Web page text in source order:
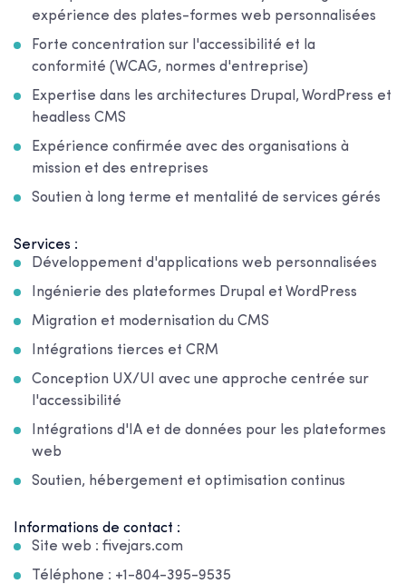
expérience des plates-formes web personnalisées
Forte concentration sur l'accessibilité et la
conformité (WCAG, normes d'entreprise)
Expertise dans les architectures Drupal, WordPress et
headless CMS
Expérience confirmée avec des organisations à
mission et des entreprises
Soutien à long terme et mentalité de services gérés
Services :
Développement d'applications web personnalisées
Ingénierie des plateformes Drupal et WordPress
Migration et modernisation du CMS
Intégrations tierces et CRM
Conception UX/UI avec une approche centrée sur
l'accessibilité
Intégrations d'IA et de données pour les plateformes
web
Soutien, hébergement et optimisation continus
Informations de contact :
Site web : fivejars.com
Téléphone : +1-804-395-9535